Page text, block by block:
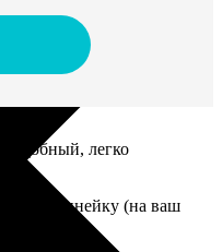
удобный, легко
или в линейку (на ваш